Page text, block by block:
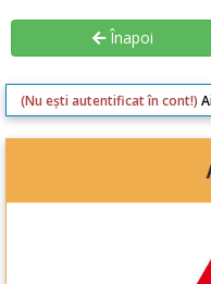
Înapoi
(Nu ești autentificat în cont!)